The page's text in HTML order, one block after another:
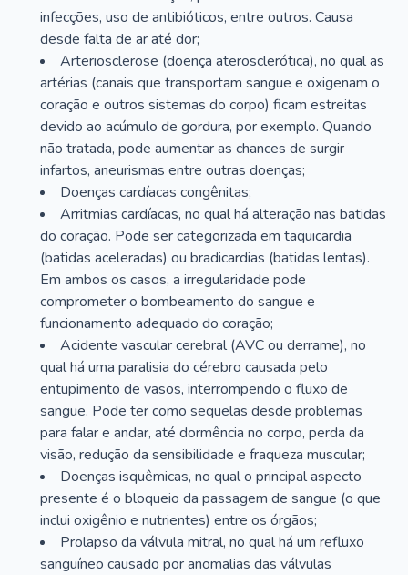
infecções, uso de antibióticos, entre outros. Causa
desde falta de ar até dor;
Arteriosclerose (doença aterosclerótica), no qual as
artérias (canais que transportam sangue e oxigenam o
coração e outros sistemas do corpo) ficam estreitas
devido ao acúmulo de gordura, por exemplo. Quando
não tratada, pode aumentar as chances de surgir
infartos, aneurismas entre outras doenças;
Doenças cardíacas congênitas;
Arritmias cardíacas, no qual há alteração nas batidas
do coração. Pode ser categorizada em taquicardia
(batidas aceleradas) ou bradicardias (batidas lentas).
Em ambos os casos, a irregularidade pode
comprometer o bombeamento do sangue e
funcionamento adequado do coração;
Acidente vascular cerebral (AVC ou derrame), no
qual há uma paralisia do cérebro causada pelo
entupimento de vasos, interrompendo o fluxo de
sangue. Pode ter como sequelas desde problemas
para falar e andar, até dormência no corpo, perda da
visão, redução da sensibilidade e fraqueza muscular;
Doenças isquêmicas, no qual o principal aspecto
presente é o bloqueio da passagem de sangue (o que
inclui oxigênio e nutrientes) entre os órgãos;
Prolapso da válvula mitral, no qual há um refluxo
sanguíneo causado por anomalias das válvulas